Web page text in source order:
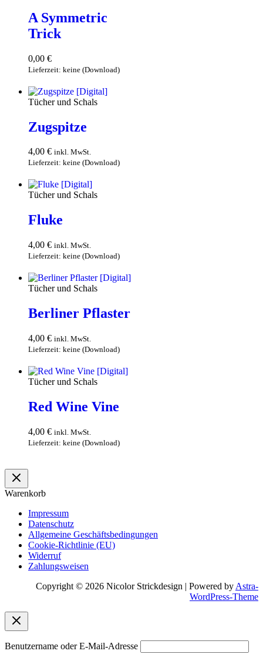
A Symmetric
Trick
0,00 €
Lieferzeit: keine (Download)
Tücher und Schals
Zugspitze
4,00 € inkl. MwSt.
Lieferzeit: keine (Download)
Tücher und Schals
Fluke
4,00 € inkl. MwSt.
Lieferzeit: keine (Download)
Tücher und Schals
Berliner Pflaster
4,00 € inkl. MwSt.
Lieferzeit: keine (Download)
Tücher und Schals
Red Wine Vine
4,00 € inkl. MwSt.
Lieferzeit: keine (Download)
Warenkorb
Impressum
Datenschutz
Allgemeine Geschäftsbedingungen
Cookie-Richtlinie (EU)
Widerruf
Zahlungsweisen
Copyright © 2026 Nicolor Strickdesign | Powered by Astra-
WordPress-Theme
Benutzername oder E-Mail-Adresse